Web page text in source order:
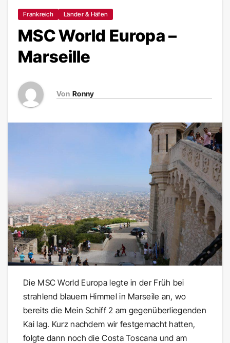
Frankreich Länder & Häfen
MSC World Europa –
Marseille
Von Ronny
Die MSC World Europa legte in der Früh bei
strahlend blauem Himmel in Marseile an, wo
bereits die Mein Schiff 2 am gegenüberliegenden
Kai lag. Kurz nachdem wir festgemacht hatten,
folgte dann noch die Costa Toscana und am